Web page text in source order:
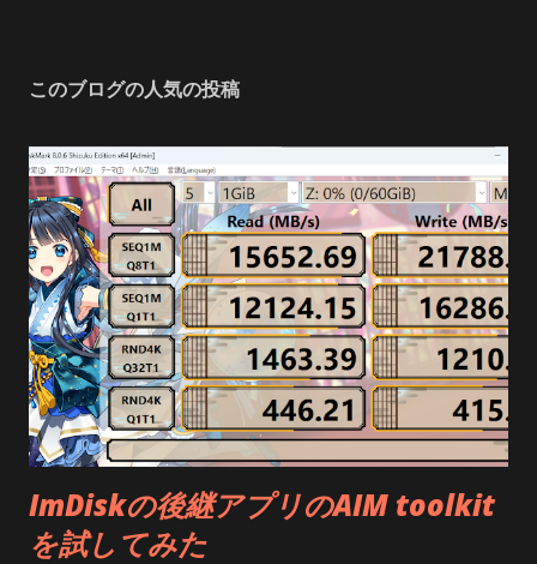
このブログの人気の投稿
ImDiskの後継アプリのAIM toolkit
を試してみた